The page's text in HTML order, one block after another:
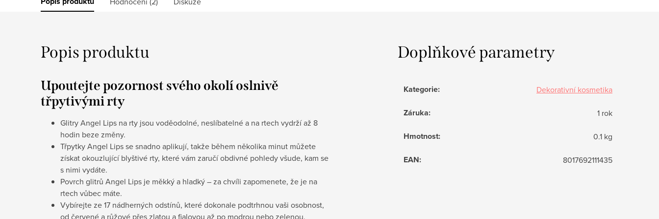
Popis produktu
Upoutejte pozornost svého okolí oslnivě
třpytivými rty
Glitry Angel Lips na rty jsou voděodolné, neslíbatelné a na rtech vydrží až 8
hodin beze změny.
Třpytky Angel Lips se snadno aplikují, takže během několika minut můžete
získat okouzlující blyštivé rty, které vám zaručí obdivné pohledy všude, kam se
s nimi vydáte.
Povrch glitrů Angel Lips je měkký a hladký – za chvíli zapomenete, že je na
rtech vůbec máte.
Vybírejte ze 17 nádherných odstínů, které dokonale podtrhnou vaši osobnost,
od červené a růžové přes zlatou a fialovou až po modrou nebo zelenou.
Doplňkové parametry
Kategorie: Dekorativní kosmetika
Záruka: 1 rok
Hmotnost: 0.1 kg
EAN: 8017692111435